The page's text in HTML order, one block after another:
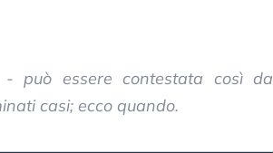
può essere contestata così da
casi; ecco quando.